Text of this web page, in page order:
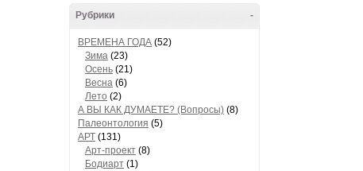
-
Рубрики
ВРЕМЕНА ГОДА (52)
Зима (23)
Осень (21)
Весна (6)
Лето (2)
А ВЫ КАК ДУМАЕТЕ? (Вопросы) (8)
Палеонтология (5)
АРТ (131)
Арт-проект (8)
Бодиарт (1)